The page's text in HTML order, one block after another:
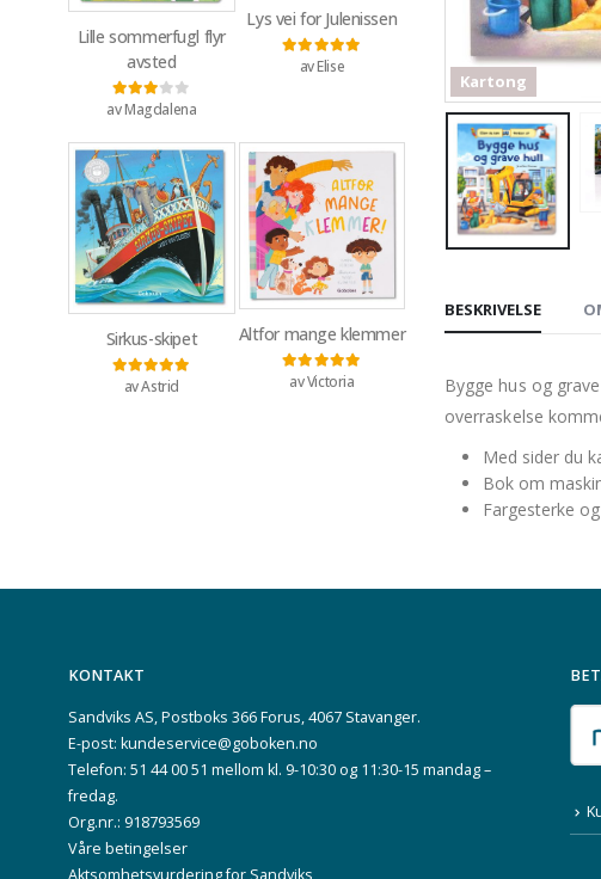
Kartong
BESKRIVELSE
Bygge hus og
overraskelse
Med sider du
Bok om
Fargesterke
Lille sommerfugl flyr
avsted
Vurdert3av 5
av Magdalena
Lys vei for Julenissen
Vurdert5
av Elise
Sirkus-skipet
Vurdert5
av Astrid
Altfor mange klemmer
Vurdert5av 5
av Victoria
KONTAKT
Sandviks AS, Postboks 366 Forus, 4067 Stavanger.
E-post: kundeservice@goboken.no
Telefon: 51 44 00 51 mellom kl. 9-10:30 og 11:30-15 mandag –
fredag.
Org.nr.: 918793569
Våre betingelser